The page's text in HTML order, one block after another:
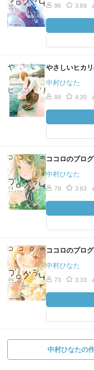
96 3.69
やさしいヒカ
中村ひなた
88 4.20
ココロのプロ
中村ひなた
78 3.63
ココロのプロ
中村ひなた
73 3.33
中村ひなたの